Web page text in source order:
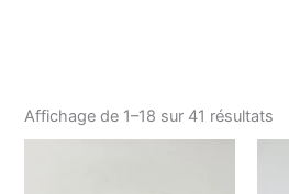
Affichage de 1–18 sur 41 résultats